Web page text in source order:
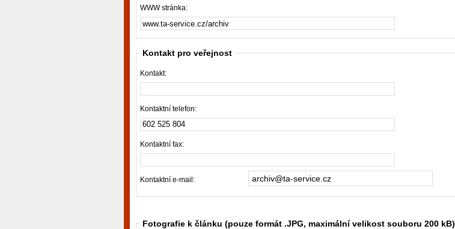
WWW stránka:
Kontakt pro veřejnost
Kontakt:
Kontaktní telefon:
Kontaktní fax:
Kontaktní e-mail:
Fotografie k článku (pouze formát .JPG, maximální velikost souboru 200 kB)